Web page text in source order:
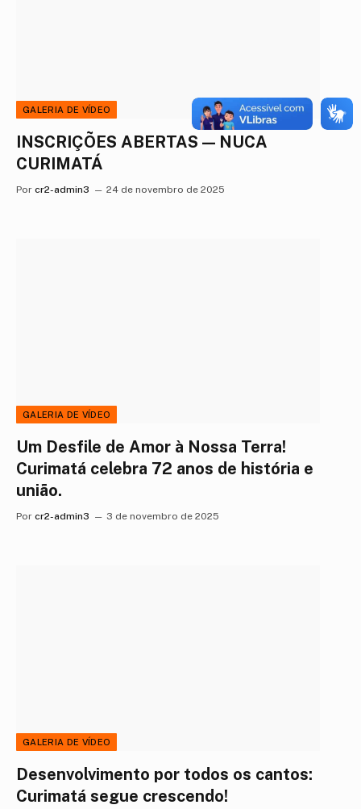
GALERIA DE VÍDEO
INSCRIÇÕES ABERTAS — NUCA
CURIMATÁ
Por cr2-admin3 24 de novembro de 2025
GALERIA DE VÍDEO
Um Desfile de Amor à Nossa Terra!
Curimatá celebra 72 anos de história e
união.
Por cr2-admin3 3 de novembro de 2025
GALERIA DE VÍDEO
Desenvolvimento por todos os cantos:
Curimatá segue crescendo!